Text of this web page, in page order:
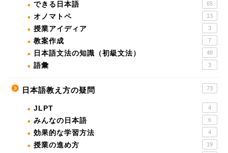
できる日本語 65
オノマトペ 13
授業アイディア 3
教案作成 7
日本語文法の知識（初級文法） 48
語彙 3
日本語教え方の疑問 73
JLPT 4
みんなの日本語 6
効果的な学習方法 4
授業の進め方 19